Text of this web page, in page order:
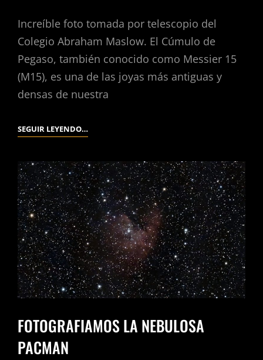
Increíble foto tomada por telescopio del
Colegio Abraham Maslow. El Cúmulo de
Pegaso, también conocido como Messier 15
(M15), es una de las joyas más antiguas y
densas de nuestra
SEGUIR LEYENDO…
FOTOGRAFIAMOS LA NEBULOSA
PACMAN